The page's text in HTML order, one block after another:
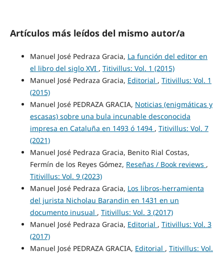
Artículos más leídos del mismo autor/a
Manuel José Pedraza Gracia, La función del editor en
el libro del siglo XVI , Titivillus: Vol. 1 (2015)
Manuel José Pedraza Gracia, Editorial , Titivillus: Vol. 1
(2015)
Manuel José PEDRAZA GRACIA, Noticias (enigmáticas y
escasas) sobre una bula incunable desconocida
impresa en Cataluña en 1493 ó 1494 , Titivillus: Vol. 7
(2021)
Manuel José Pedraza Gracia, Benito Rial Costas,
Fermín de los Reyes Gómez, Reseñas / Book reviews ,
Titivillus: Vol. 9 (2023)
Manuel José Pedraza Gracia, Los libros-herramienta
del jurista Nicholau Barandin en 1431 en un
documento inusual , Titivillus: Vol. 3 (2017)
Manuel José Pedraza Gracia, Editorial , Titivillus: Vol. 3
(2017)
Manuel José PEDRAZA GRACIA, Editorial , Titivillus: Vol.